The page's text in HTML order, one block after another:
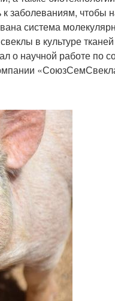
к заболеваниям, чтобы
система
в культуре
о научной работе по